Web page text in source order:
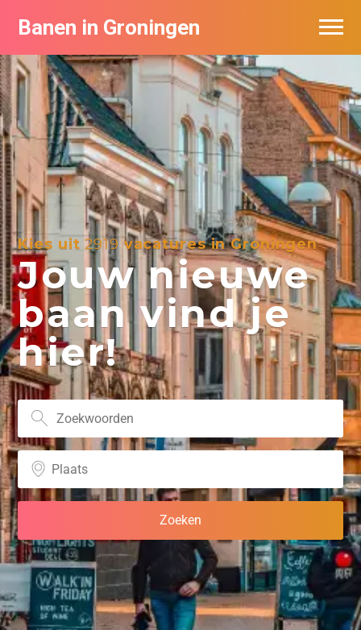
Banen in Groningen
Kies uit2919vacatures in Groningen
Jouw nieuwe
baan vind je
hier!
Vacatures per bedrijf
De populairste vacatures in Groningen
Nieuwsbrief feed